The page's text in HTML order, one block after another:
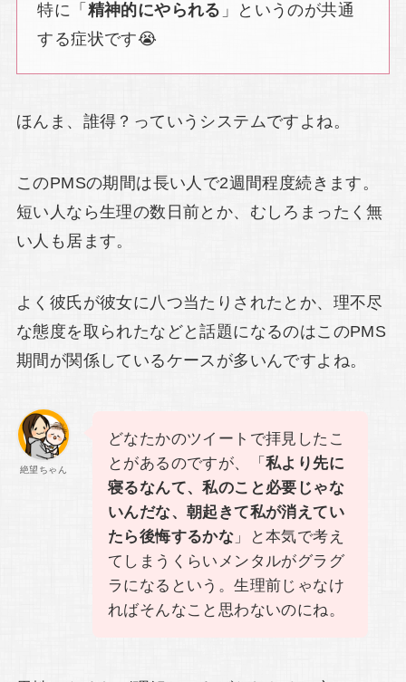
特に「 精神的にやられる 」というのが共通
する症状です😭
ほんま、誰得？っていうシステムですよね。
このPMSの期間は長い人で2週間程度続きます。
短い人なら生理の数日前とか、むしろまったく無
い人も居ます。
よく彼氏が彼女に八つ当たりされたとか、理不尽
な態度を取られたなどと話題になるのはこのPMS
期間が関係しているケースが多いんですよね。
絶望ちゃん
どなたかのツイートで拝見したこ
とがあるのですが、「 私より先に
寝るなんて、私のこと必要じゃな
いんだな、朝起きて私が消えてい
たら後悔するかな 」と本気で考え
てしまうくらいメンタルがグラグ
ラになるという。生理前じゃなけ
ればそんなこと思わないのにね。